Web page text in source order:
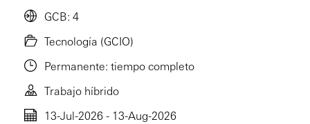
GCB: 4
Tecnología (GCIO)
Permanente: tiempo completo
Trabajo híbrido
13-Jul-2026 - 13-Aug-2026